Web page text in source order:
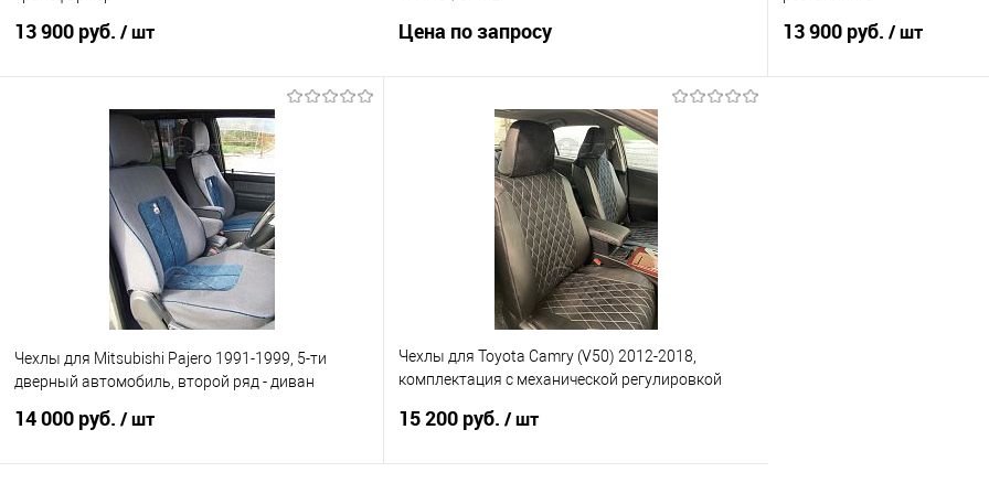
13 900 руб. / шт
В корзину
Купить в 1 клик
Сравнение
В избранное
Под заказ
Цена по запросу
Запросить цену
Купить в 1 клик
Сравнение
В избранное
Под заказ
13 900 руб. / шт
Чехлы для Mitsubishi Pajero 1991-1999, 5-ти
дверный автомобиль, второй ряд - диван
14 000 руб. / шт
Чехлы для Toyota Camry (V50) 2012-2018,
комплектация с механической регулировкой
15 200 руб. / шт